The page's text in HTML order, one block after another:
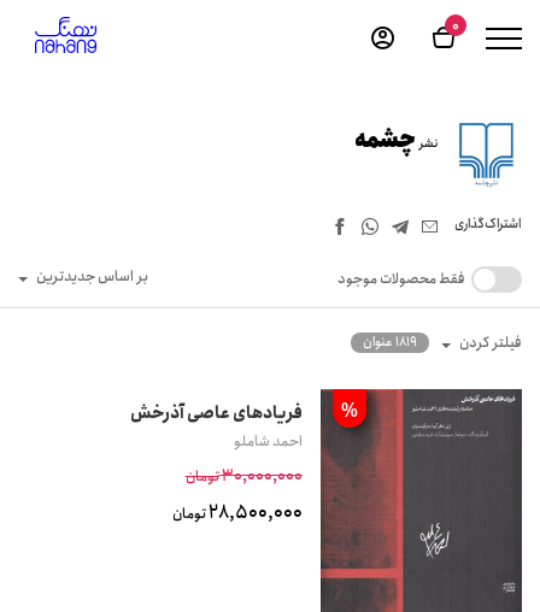
0
نشرچشمه
اشتراک‌گذاری
فقط محصولات موجود بر اساس جدیدترین
فیلتر کردن 1819 عنوان
% فریادهای عاصی آذرخش
احمد شاملو
30,000,000تومان
28,500,000تومان